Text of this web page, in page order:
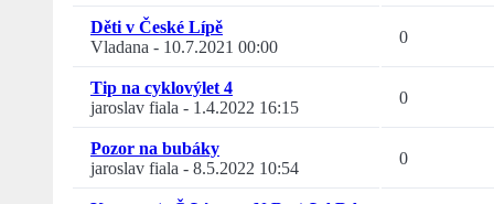
Děti v České Lípě
Vladana - 10.7.2021 00:00
0
Tip na cyklovýlet 4
jaroslav fiala - 1.4.2022 16:15
0
Pozor na bubáky
jaroslav fiala - 8.5.2022 10:54
0